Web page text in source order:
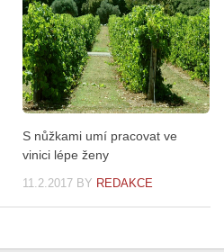
S nůžkami umí pracovat ve
vinici lépe ženy
11.2.2017 BY REDAKCE